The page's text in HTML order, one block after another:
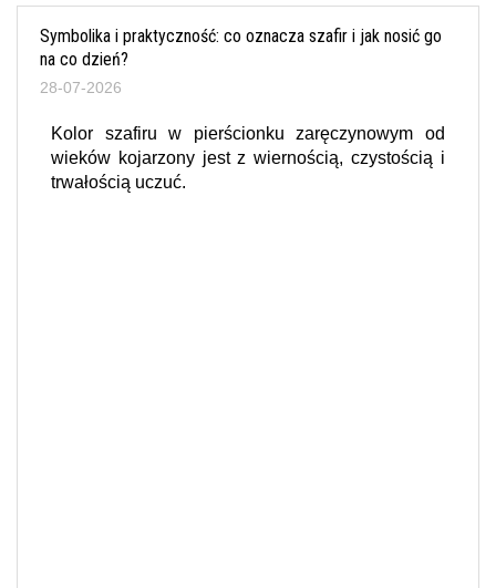
Symbolika i praktyczność: co oznacza szafir i jak nosić go
na co dzień?
28-07-2026
Kolor szafiru w pierścionku zaręczynowym od
wieków kojarzony jest z wiernością, czystością i
trwałością uczuć.